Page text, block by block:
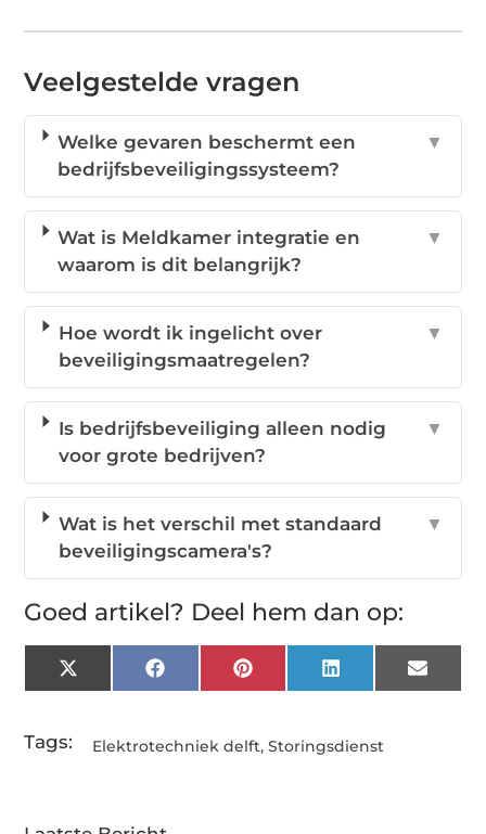
Veelgestelde vragen
Welke gevaren beschermt een
bedrijfsbeveiligingssysteem?
▼
Wat is Meldkamer integratie en
waarom is dit belangrijk?
▼
Hoe wordt ik ingelicht over
beveiligingsmaatregelen?
▼
Is bedrijfsbeveiliging alleen nodig
voor grote bedrijven?
▼
Wat is het verschil met standaard
beveiligingscamera's?
▼
Goed artikel? Deel hem dan op:
X
(Twitter)
FacebookPinterestLinkedInEmail
Tags: Elektrotechniek delft,Storingsdienst